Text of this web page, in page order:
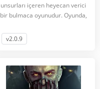
unsurları içeren heyecan verici
bir bulmaca oyunudur. Oyunda,
v2.0.9